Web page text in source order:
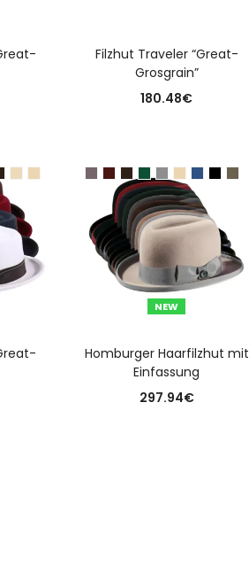
Filzhut Traveler “Great-
Grosgrain”
180.48€
NEW
Homburger Haarfilzhut mit
Einfassung
297.94€